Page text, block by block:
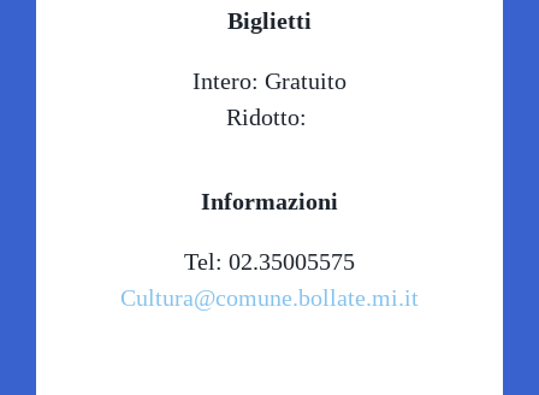
Biglietti
Intero: Gratuito
Ridotto:
Informazioni
Tel: 02.35005575
Cultura@comune.bollate.mi.it